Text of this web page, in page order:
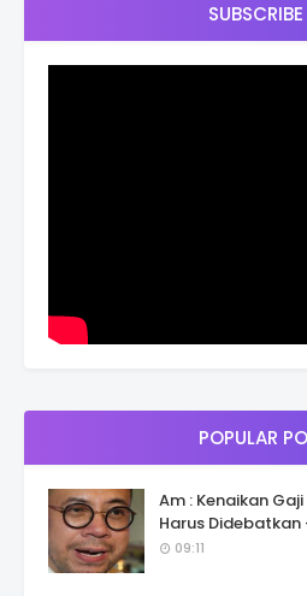
POPULAR
Am : Kenaikan
Harus Didebatkan
09:11